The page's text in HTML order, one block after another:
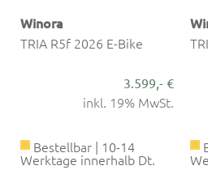
Winora
TRIA R5f 2026 E-Bike
3.599,- €
inkl. 19% MwSt.
Bestellbar | 10-14
Werktage innerhalb Dt.